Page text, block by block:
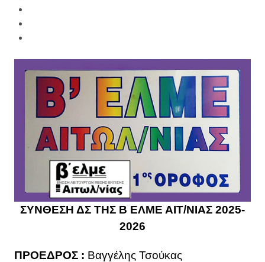
ΣΥΝΘΕΣΗ ΔΣ ΤΗΣ Β ΕΛΜΕ ΑΙΤ/ΝΙΑΣ 2025-
2026
ΠΡΟΕΔΡΟΣ : Βαγγέλης Τσούκας